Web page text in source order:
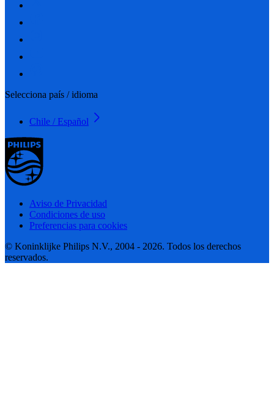
Selecciona país / idioma
Chile / Español
Aviso de Privacidad
Condiciones de uso
Preferencias para cookies
© Koninklijke Philips N.V., 2004 - 2026. Todos los derechos
reservados.